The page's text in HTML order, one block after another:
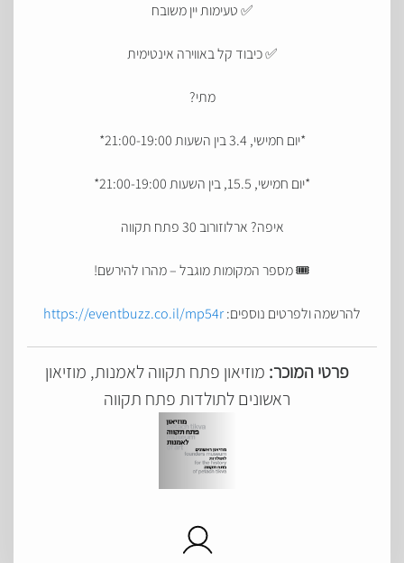
✅ טעימות יין משובח
✅ כיבוד קל באווירה אינטימית
מתי?
*יום חמישי, 3.4 בין השעות 21:00-19:00*
*יום חמישי, 15.5, בין השעות 21:00-19:00*
איפה? ארלוזורוב 30 פתח תקווה
🎟 מספר המקומות מוגבל – מהרו להירשם!
להרשמה ולפרטים נוספים:https://eventbuzz.co.il/mp54r
פרטי המוכר: מוזיאון פתח תקווה לאמנות, מוזיאון
ראשונים לתולדות פתח תקווה